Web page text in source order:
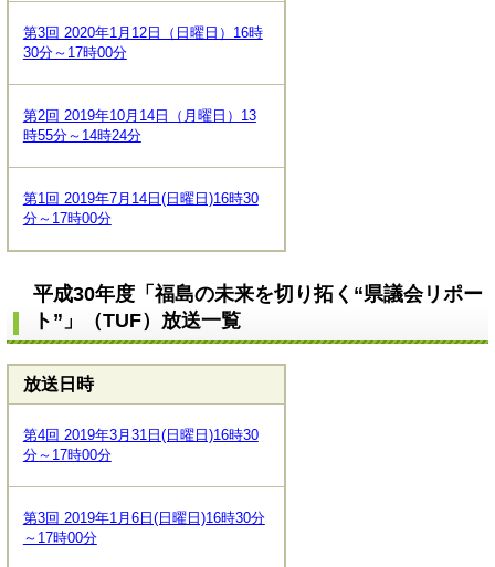
第3回 2020年1月12日（日曜日）16時
30分～17時00分
第2回 2019年10月14日（月曜日）13
時55分～14時24分
第1回 2019年7月14日(日曜日)16時30
分～17時00分
平成30年度「福島の未来を切り拓く“県議会リポー
ト”」（TUF）放送一覧
放送日時
第4回 2019年3月31日(日曜日)16時30
分～17時00分
第3回 2019年1月6日(日曜日)16時30分
～17時00分